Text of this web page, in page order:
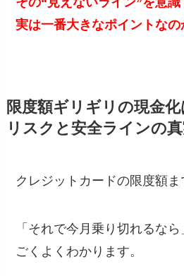
実は一番大きなポイントなの
限度額ギリギリの現金
リスクと安全ラインの
クレジットカードの限度額ま
「それで今月乗り切れるな
ごくよくわかります。